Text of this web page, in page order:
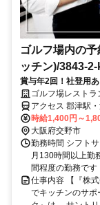
ゴルフ場内の
ッチン)/3843-2-
賞与年2回！社登用
支えるレギュラース
ゴルフ場レスト
アクセス 郡津駅
ガソリン代支給あ
時給1,400円～
大阪府交野市
勤務時間 シフト
月130時間以上勤
間程度の勤務で
仕事内容 【『株
でキッチンのサポ